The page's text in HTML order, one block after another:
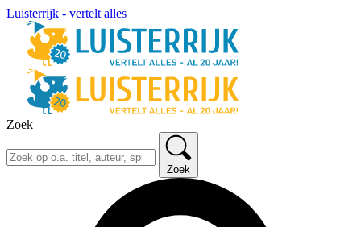
Luisterrijk - vertelt alles
Zoek
Zoek